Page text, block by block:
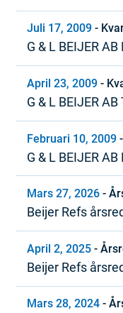
JANUARI –
Juli 17, 2009 -
G & L BEIJER
– JUNI 2009
April 23, 2009 -
G & L BEIJER
JANUARI –
Februari 10, 2009 -
G & L BEIJER
JANUARI –
Mars 27, 2026 -
Beijer Refs
April 2, 2025 -
Beijer Refs
Mars 28, 2024 -